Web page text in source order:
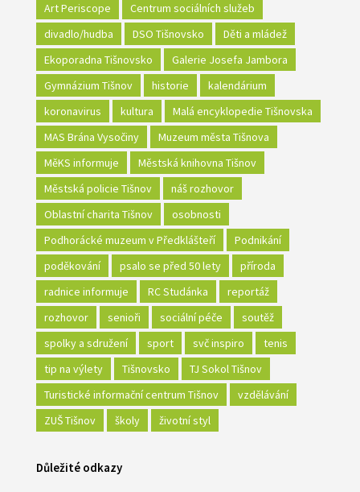
Art Periscope
Centrum sociálních služeb
divadlo/hudba
DSO Tišnovsko
Děti a mládež
Ekoporadna Tišnovsko
Galerie Josefa Jambora
Gymnázium Tišnov
historie
kalendárium
koronavirus
kultura
Malá encyklopedie Tišnovska
MAS Brána Vysočiny
Muzeum města Tišnova
MěKS informuje
Městská knihovna Tišnov
Městská policie Tišnov
náš rozhovor
Oblastní charita Tišnov
osobnosti
Podhorácké muzeum v Předklášteří
Podnikání
poděkování
psalo se před 50 lety
příroda
radnice informuje
RC Studánka
reportáž
rozhovor
senioři sociální péče
soutěž
spolky a sdružení
sport svč inspiro
tenis
tip na výlety
Tišnovsko
TJ Sokol Tišnov
Turistické informační centrum Tišnov
vzdělávání
ZUŠ Tišnov
školy životní styl
Důležité odkazy